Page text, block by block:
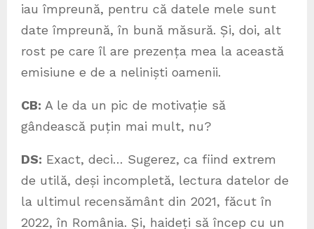
iau împreună, pentru că datele mele sunt
date împreună, în bună măsură. Și, doi, alt
rost pe care îl are prezența mea la această
emisiune e de a neliniști oamenii.
CB: A le da un pic de motivație să
gândească puțin mai mult, nu?
DS: Exact, deci… Sugerez, ca fiind extrem
de utilă, deși incompletă, lectura datelor de
la ultimul recensământ din 2021, făcut în
2022, în România. Și, haideți să încep cu un